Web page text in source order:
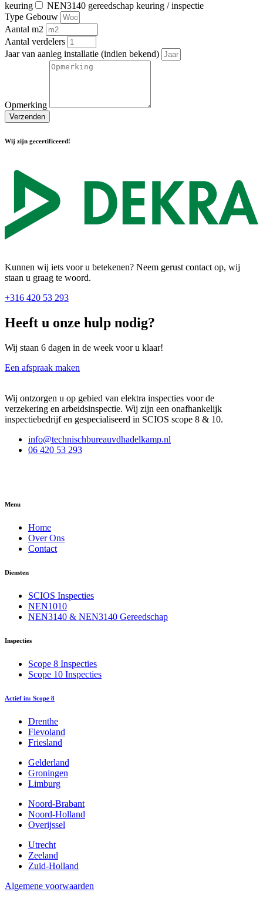
keuring
NEN3140 gereedschap keuring / inspectie
Type Gebouw
Aantal m2
Aantal verdelers
Jaar van aanleg installatie (indien bekend)
Opmerking
Verzenden
Wij zijn gecertificeerd!
Kunnen wij iets voor u betekenen? Neem gerust contact op, wij
staan u graag te woord.
+316 420 53 293
Heeft u onze hulp nodig?
Wij staan 6 dagen in de week voor u klaar!
Een afspraak maken
Wij ontzorgen u op gebied van elektra inspecties voor de
verzekering en arbeidsinspectie. Wij zijn een onafhankelijk
inspectiebedrijf en gespecialiseerd in SCIOS scope 8 & 10.
info@technischbureauvdhadelkamp.nl
06 420 53 293
Menu
Home
Over Ons
Contact
Diensten
SCIOS Inspecties
NEN1010
NEN3140 & NEN3140 Gereedschap
Inspecties
Scope 8 Inspecties
Scope 10 Inspecties
Actief in: Scope 8
Drenthe
Flevoland
Friesland
Gelderland
Groningen
Limburg
Noord-Brabant
Noord-Holland
Overijssel
Utrecht
Zeeland
Zuid-Holland
Algemene voorwaarden